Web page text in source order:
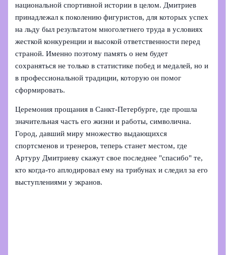
национальной спортивной истории в целом. Дмитриев
принадлежал к поколению фигуристов, для которых успех
на льду был результатом многолетнего труда в условиях
жесткой конкуренции и высокой ответственности перед
страной. Именно поэтому память о нем будет
сохраняться не только в статистике побед и медалей, но и
в профессиональной традиции, которую он помог
сформировать.
Церемония прощания в Санкт‑Петербурге, где прошла
значительная часть его жизни и работы, символична.
Город, давший миру множество выдающихся
спортсменов и тренеров, теперь станет местом, где
Артуру Дмитриеву скажут свое последнее "спасибо" те,
кто когда‑то аплодировал ему на трибунах и следил за его
выступлениями у экранов.